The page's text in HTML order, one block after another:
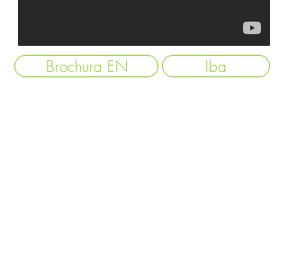
Brochura EN Iba